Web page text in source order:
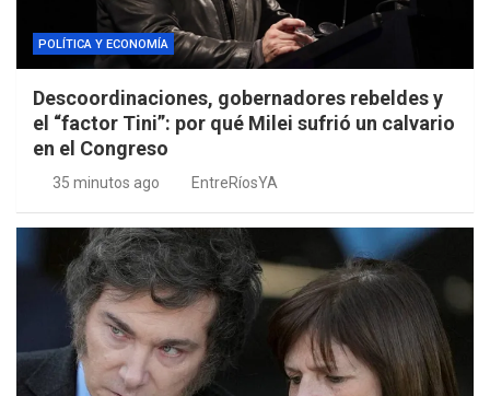
POLÍTICA Y ECONOMÍA
Descoordinaciones, gobernadores rebeldes y
el “factor Tini”: por qué Milei sufrió un calvario
en el Congreso
35 minutos ago EntreRíosYA